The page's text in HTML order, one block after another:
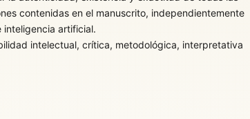
contenidas en el manuscrito, independientemente
inteligencia artificial.
intelectual, crítica, metodológica, interpretativa